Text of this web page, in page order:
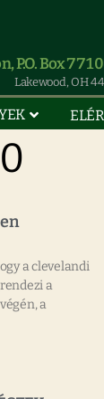
P.O. Box
Lakewood, OH
a clevelandi
a
a